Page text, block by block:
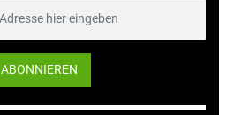
ABONNIEREN